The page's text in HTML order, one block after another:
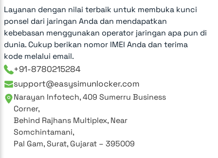
Layanan dengan nilai terbaik untuk membuka kunci
ponsel dari jaringan Anda dan mendapatkan
kebebasan menggunakan operator jaringan apa pun di
dunia. Cukup berikan nomor IMEI Anda dan terima
kode melalui email.
+91-8780215284
support@easysimunlocker.com
Narayan Infotech, 409 Sumerru Business
Corner,
Behind Rajhans Multiplex, Near
Somchintamani,
Pal Gam, Surat, Gujarat – 395009